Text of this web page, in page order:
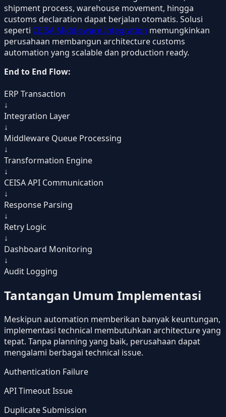
shipment process, warehouse movement, hingga
customs declaration dapat berjalan otomatis. Solusi
seperti CEISA Middleware Integration memungkinkan
perusahaan membangun architecture customs
automation yang scalable dan production ready.
End to End Flow:
ERP Transaction
↓
Integration Layer
↓
Middleware Queue Processing
↓
Transformation Engine
↓
CEISA API Communication
↓
Response Parsing
↓
Retry Logic
↓
Dashboard Monitoring
↓
Audit Logging
Tantangan Umum Implementasi
Meskipun automation memberikan banyak keuntungan,
implementasi technical membutuhkan architecture yang
tepat. Tanpa planning yang baik, perusahaan dapat
mengalami berbagai technical issue.
Authentication Failure
API Timeout Issue
Duplicate Submission